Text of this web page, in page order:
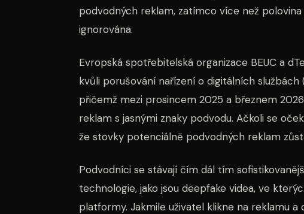
podvodných reklam, zatímco více než
ignorována.
Evropská spotřebitelská organizace BEUC a
kvůli porušování nařízení o digitálních službách
přičemž mezi prosincem 2025 a březnem
reklam s jasnými znaky podvodu. Ačkoli se
že stovky potenciálně podvodných reklam
Podvodníci se stávají čím dál tím
technologie, jako jsou deepfake videa, ve
platformy. Jakmile uživatel klikne na reklamu